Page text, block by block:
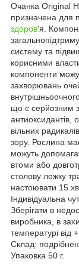
Очанка Original
призначена для
здоров'я.
систему та
корисними
компоненти
захворювань
що є серйозним
антиоксидантів,
вільних
зору. Рослина
можуть
втоми або
столову ложку
настоювати 15
Індивідуальна
Зберігати в
виробника, в
температурі від
Склад:
Упаковка 50 г.